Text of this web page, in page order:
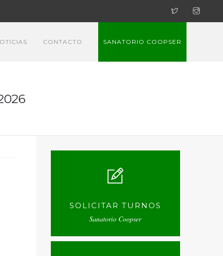
CONTACTO SANATORIO COOPSER
SOLICITAR TURNOS
Sanatorio Coopser